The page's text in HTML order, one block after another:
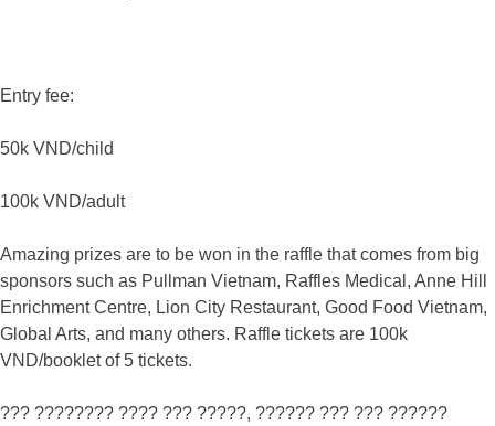
Entry fee:
50k VND/child
100k VND/adult
Amazing prizes are to be won in the raffle that comes from big
sponsors such as Pullman Vietnam, Raffles Medical, Anne Hill
Enrichment Centre, Lion City Restaurant, Good Food Vietnam,
Global Arts, and many others. Raffle tickets are 100k
VND/booklet of 5 tickets.
??? ???????? ???? ??? ?????, ?????? ??? ??? ??????